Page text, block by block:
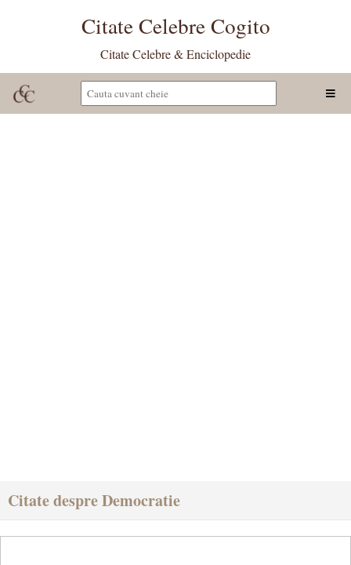
Citate Celebre Cogito
Citate Celebre & Enciclopedie
Citate despre Democratie